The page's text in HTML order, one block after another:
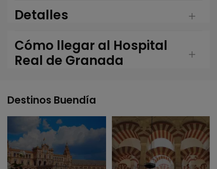
Detalles
Cómo llegar al Hospital
Real de Granada
Destinos Buendía